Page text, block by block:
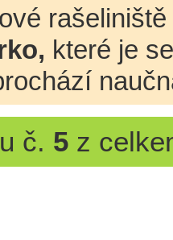
které je
č. 5z